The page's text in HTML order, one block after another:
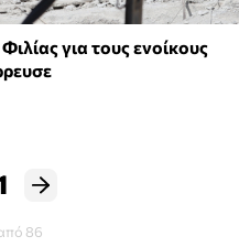
για τους ενοίκους
86